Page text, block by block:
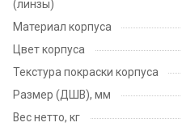
(линзы)
Материал корпуса
Цвет корпуса
Текстура покраски корпуса
Размер (ДШВ), мм
Вес нетто, кг